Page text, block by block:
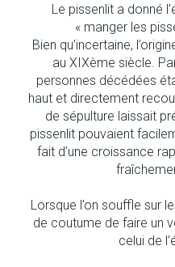
Le pissenlit a donné
« manger les
Bien qu’incertaine,
au XIXème siècle.
personnes décédées
haut et directement
de sépulture laissait
pissenlit pouvaient
fait d’une croissance
Lorsque l’on souffle sur
de coutume de faire un
celui de